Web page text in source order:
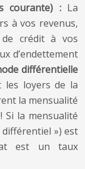
courante) :La
à vos revenus,
crédit à vos
d’endettement
différentielle
les loyers de la
la mensualité
Si la mensualité
différentiel ») est
est un taux